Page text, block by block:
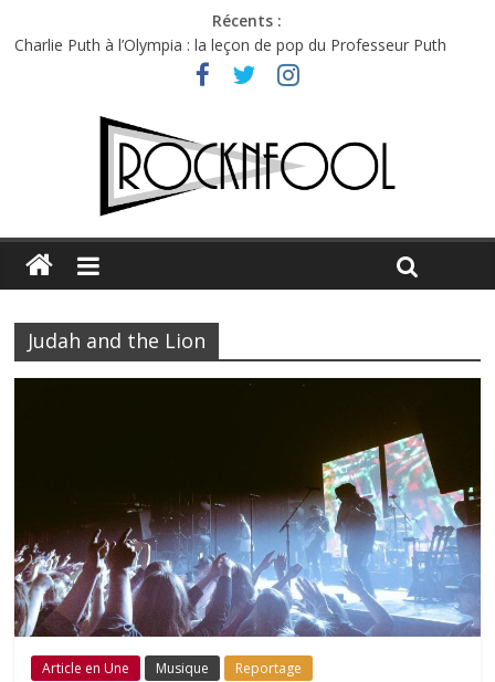
Récents :
Charlie Puth à l’Olympia : la leçon de pop du Professeur Puth
Festival Triptyque : un nouveau festival de musique indépendant
Hellfest 2026 vendredi : température et émotions en hausse
Hellfest 2026 jeudi : impossible de choisir entre chaleur et bonne
Première édition du Midgard Festival : entre bière, métal et
Judah and the Lion
Article en Une Musique Reportage